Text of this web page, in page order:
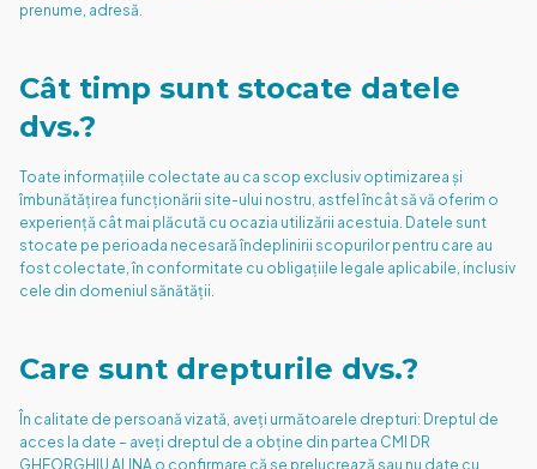
prenume, adresă.
Cât timp sunt stocate datele
dvs.?
Toate informațiile colectate au ca scop exclusiv optimizarea și
îmbunătățirea funcționării site-ului nostru, astfel încât să vă oferim o
experiență cât mai plăcută cu ocazia utilizării acestuia. Datele sunt
stocate pe perioada necesară îndeplinirii scopurilor pentru care au
fost colectate, în conformitate cu obligațiile legale aplicabile, inclusiv
cele din domeniul sănătății.
Care sunt drepturile dvs.?
În calitate de persoană vizată, aveți următoarele drepturi: Dreptul de
acces la date – aveți dreptul de a obține din partea CMI DR
GHEORGHIU ALINA o confirmare că se prelucrează sau nu date cu